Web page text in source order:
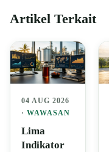
Artikel Terkait
04 AUG 2026
· WAWASAN
Lima
Indikator